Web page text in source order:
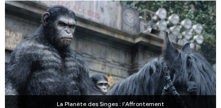
La Planète des Singes : l'Affrontement